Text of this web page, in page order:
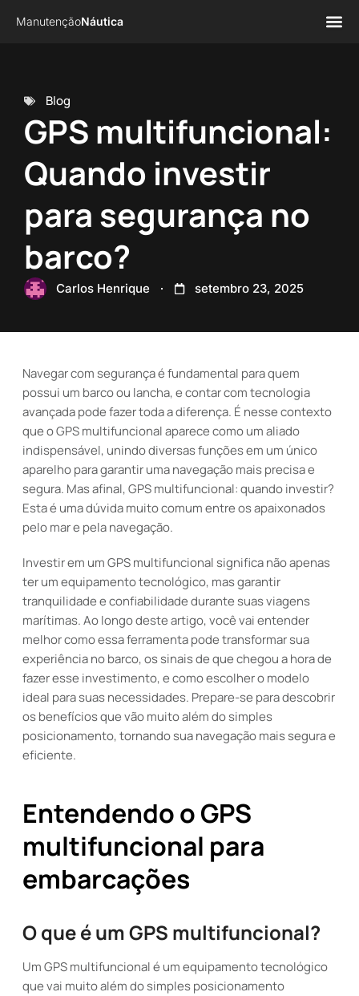
ManutençãoNáutica
Blog
GPS multifuncional:
Quando investir
para segurança no
barco?
Carlos Henrique setembro 23, 2025
Navegar com segurança é fundamental para quem
possui um barco ou lancha, e contar com tecnologia
avançada pode fazer toda a diferença. É nesse contexto
que o GPS multifuncional aparece como um aliado
indispensável, unindo diversas funções em um único
aparelho para garantir uma navegação mais precisa e
segura. Mas afinal, GPS multifuncional: quando investir?
Esta é uma dúvida muito comum entre os apaixonados
pelo mar e pela navegação.
Investir em um GPS multifuncional significa não apenas
ter um equipamento tecnológico, mas garantir
tranquilidade e confiabilidade durante suas viagens
marítimas. Ao longo deste artigo, você vai entender
melhor como essa ferramenta pode transformar sua
experiência no barco, os sinais de que chegou a hora de
fazer esse investimento, e como escolher o modelo
ideal para suas necessidades. Prepare-se para descobrir
os benefícios que vão muito além do simples
posicionamento, tornando sua navegação mais segura e
eficiente.
Entendendo o GPS
multifuncional para
embarcações
O que é um GPS multifuncional?
Um GPS multifuncional é um equipamento tecnológico
que vai muito além do simples posicionamento